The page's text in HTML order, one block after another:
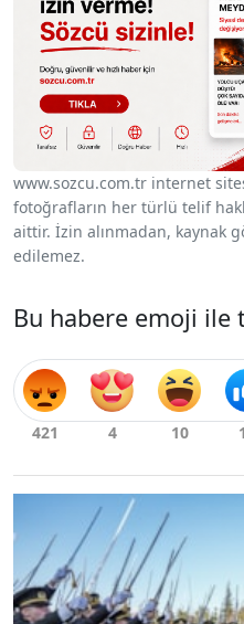
www.sozcu.com.tr internet
fotoğrafların her türlü telif
aittir. İzin alınmadan, kaynak
edilemez.
Bu habere emoji ile